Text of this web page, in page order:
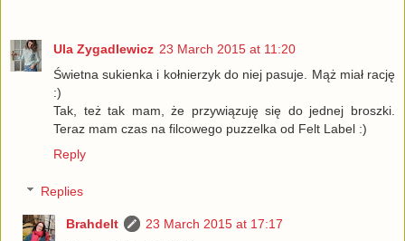
Ula Zygadlewicz 23 March 2015 at 11:20
Świetna sukienka i kołnierzyk do niej pasuje. Mąż miał rację
:)
Tak, też tak mam, że przywiązuję się do jednej broszki.
Teraz mam czas na filcowego puzzelka od Felt Label :)
Reply
Replies
Brahdelt
23 March 2015 at 17:17